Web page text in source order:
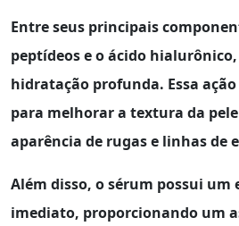
Entre seus principais
peptídeos e o ácido
hidratação profunda. Essa
para melhorar a textura da
aparência de rugas e linhas de
Além disso, o sérum possui
imediato, proporcionando um